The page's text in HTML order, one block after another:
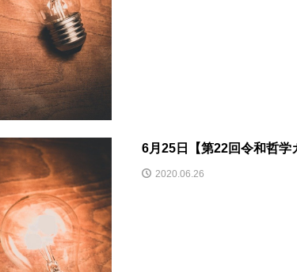
6月25日【第22回令和哲学
2020.06.26